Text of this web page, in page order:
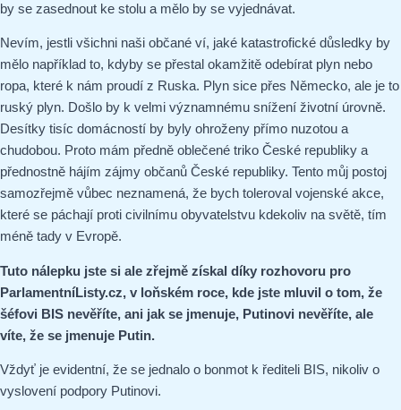
by se zasednout ke stolu a mělo by se vyjednávat.
Nevím, jestli všichni naši občané ví, jaké katastrofické důsledky by
mělo například to, kdyby se přestal okamžitě odebírat plyn nebo
ropa, které k nám proudí z Ruska. Plyn sice přes Německo, ale je to
ruský plyn. Došlo by k velmi významnému snížení životní úrovně.
Desítky tisíc domácností by byly ohroženy přímo nuzotou a
chudobou. Proto mám předně oblečené triko České republiky a
přednostně hájím zájmy občanů České republiky. Tento můj postoj
samozřejmě vůbec neznamená, že bych toleroval vojenské akce,
které se páchají proti civilnímu obyvatelstvu kdekoliv na světě, tím
méně tady v Evropě.
Tuto nálepku jste si ale zřejmě získal díky rozhovoru pro
ParlamentníListy.cz, v loňském roce, kde jste mluvil o tom, že
šéfovi BIS nevěříte, ani jak se jmenuje, Putinovi nevěříte, ale
víte, že se jmenuje Putin.
Vždyť je evidentní, že se jednalo o bonmot k řediteli BIS, nikoliv o
vyslovení podpory Putinovi.